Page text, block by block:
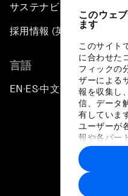
このウェ
ます
このサイト
に合わせた
フィックの
ザーによる
報を収集し
信、データ
有していま
ユーザーが
報や各パー
に収集され
トナーによ
す。
サステナビリティへの取り
採用情報 (英語のみ)
言語
EN ▪ES▪中文▪ 日本語
プライバシー
サ